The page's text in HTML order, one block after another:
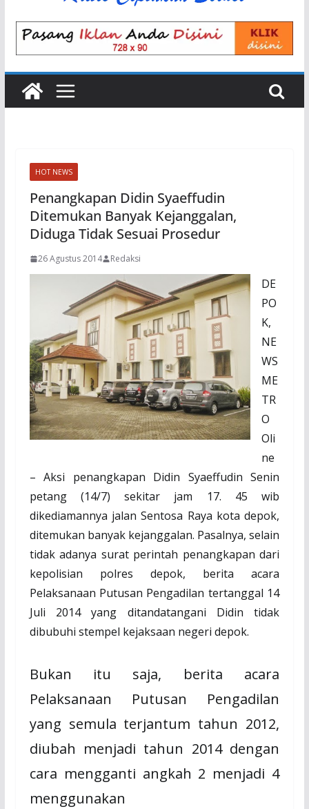
HOT NEWS
Penangkapan Didin Syaeffudin
Ditemukan Banyak Kejanggalan,
Diduga Tidak Sesuai Prosedur
26 Agustus 2014 Redaksi
DE
PO
K,
NE
WS
ME
TR
O
Oli
ne
– Aksi penangkapan Didin Syaeffudin Senin
petang (14/7) sekitar jam 17. 45 wib
dikediamannya jalan Sentosa Raya kota depok,
ditemukan banyak kejanggalan. Pasalnya, selain
tidak adanya surat perintah penangkapan dari
kepolisian polres depok, berita acara
Pelaksanaan Putusan Pengadilan tertanggal 14
Juli 2014 yang ditandatangani Didin tidak
dibubuhi stempel kejaksaan negeri depok.
Bukan itu saja, berita acara
Pelaksanaan Putusan Pengadilan
yang semula terjantum tahun 2012,
diubah menjadi tahun 2014 dengan
cara mengganti angkah 2 menjadi 4
menggunakan